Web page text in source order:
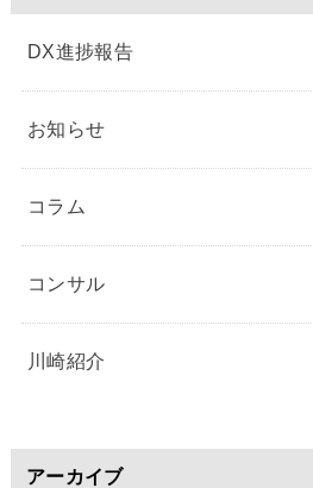
DX進捗報告
お知らせ
コラム
コンサル
川崎紹介
アーカイブ